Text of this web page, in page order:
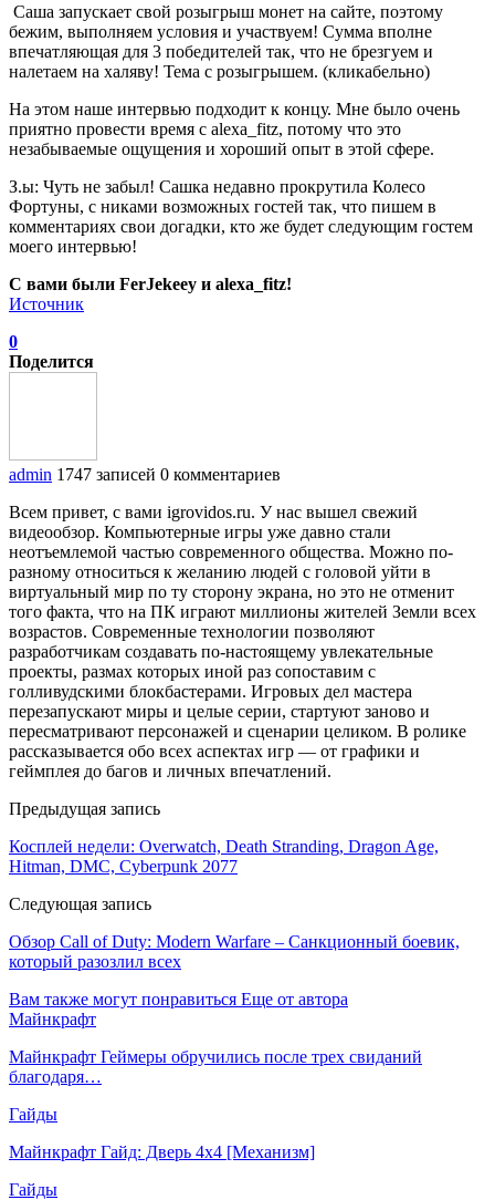
Саша запускает свой розыгрыш монет на сайте, поэтому
бежим, выполняем условия и участвуем! Сумма вполне
впечатляющая для 3 победителей так, что не брезгуем и
налетаем на халяву! Тема с розыгрышем. (кликабельно)
На этом наше интервью подходит к концу. Мне было очень
приятно провести время с alexa_fitz, потому что это
незабываемые ощущения и хороший опыт в этой сфере.
З.ы: Чуть не забыл! Сашка недавно прокрутила Колесо
Фортуны, с никами возможных гостей так, что пишем в
комментариях свои догадки, кто же будет следующим гостем
моего интервью!
С вами были FerJekeey и alexa_fitz!
Источник
0
Поделится
admin 1747 записей 0 комментариев
Всем привет, с вами igrovidos.ru. У нас вышел свежий
видеообзор. Компьютерные игры уже давно стали
неотъемлемой частью современного общества. Можно по-
разному относиться к желанию людей с головой уйти в
виртуальный мир по ту сторону экрана, но это не отменит
того факта, что на ПК играют миллионы жителей Земли всех
возрастов. Современные технологии позволяют
разработчикам создавать по-настоящему увлекательные
проекты, размах которых иной раз сопоставим с
голливудскими блокбастерами. Игровых дел мастера
перезапускают миры и целые серии, стартуют заново и
пересматривают персонажей и сценарии целиком. В ролике
рассказывается обо всех аспектах игр — от графики и
геймплея до багов и личных впечатлений.
Предыдущая запись
Косплей недели: Overwatch, Death Stranding, Dragon Age,
Hitman, DMC, Cyberpunk 2077
Следующая запись
Обзор Call of Duty: Modern Warfare – Санкционный боевик,
который разозлил всех
Вам также могут понравиться Еще от автора
Майнкрафт
Майнкрафт Геймеры обручились после трех свиданий
благодаря…
Гайды
Майнкрафт Гайд: Дверь 4х4 [Механизм]
Гайды